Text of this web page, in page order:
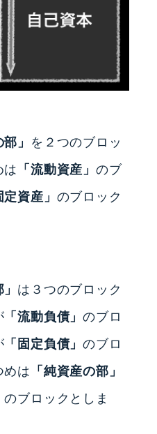
」 を２つのブロッ
は 「流動資産」のブ
定資産」 のブロック
は３つのブロック
「流動負債」のブロ
「固定負債」のブロ
めは 「純資産の部」
のブロックとしま